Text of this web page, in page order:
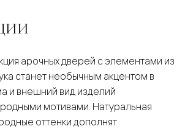
арочных дверей с элементами из
станет необычным акцентом в
и внешний вид изделий
мотивами. Натуральная
оттенки дополнят